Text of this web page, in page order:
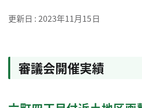
更新日 2023年11月15日
審議会開催実績